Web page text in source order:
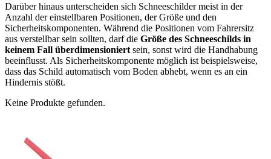
Darüber hinaus unterscheiden sich Schneeschilder meist in der
Anzahl der einstellbaren Positionen, der Größe und den
Sicherheitskomponenten. Während die Positionen vom Fahrersitz
aus verstellbar sein sollten, darf die Größe des Schneeschilds in
keinem Fall überdimensioniert sein, sonst wird die Handhabung
beeinflusst. Als Sicherheitskomponente möglich ist beispielsweise,
dass das Schild automatisch vom Boden abhebt, wenn es an ein
Hindernis stößt.
Keine Produkte gefunden.